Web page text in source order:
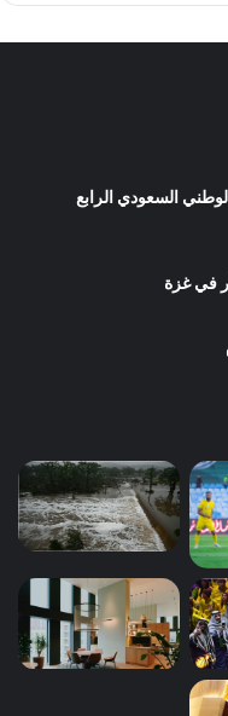
السعودي الرابع
في غزة